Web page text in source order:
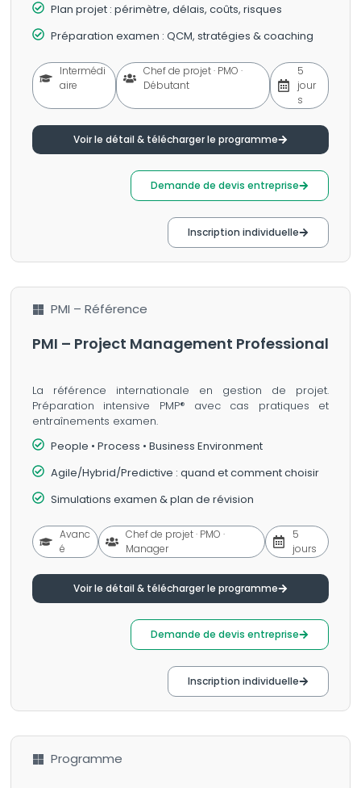
Plan projet : périmètre, délais, coûts, risques
Préparation examen : QCM, stratégies & coaching
Intermédi
aire
Chef de projet · PMO ·
Débutant
5
jour
s
Voir le détail & télécharger le programme
Demande de devis entreprise
Inscription individuelle
PMI – Référence
PMI – Project Management Professional
La référence internationale en gestion de projet.
Préparation intensive PMP® avec cas pratiques et
entraînements examen.
People • Process • Business Environment
Agile/Hybrid/Predictive : quand et comment choisir
Simulations examen & plan de révision
Avanc
é
Chef de projet · PMO ·
Manager
5
jours
Voir le détail & télécharger le programme
Demande de devis entreprise
Inscription individuelle
Programme